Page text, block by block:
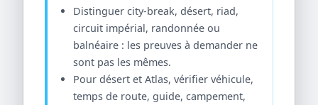
Distinguer city-break, désert, riad,
circuit impérial, randonnée ou
balnéaire : les preuves à demander ne
sont pas les mêmes.
Pour désert et Atlas, vérifier véhicule,
temps de route, guide, campement,